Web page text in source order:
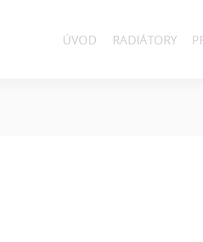
ÚVOD RADIÁTORY